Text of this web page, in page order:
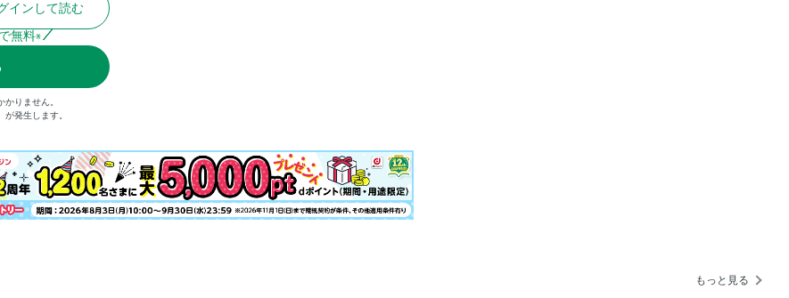
インして読む
無料※
りません。
発生します。
AD
旅BAILA
旅BAILA Part1 国内注目度No．1！ 今、五感が満たされる「青森」へ
もっと見る